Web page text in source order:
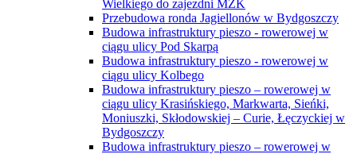
Wielkiego do zajezdni MZK
Przebudowa ronda Jagiellonów w Bydgoszczy
Budowa infrastruktury pieszo - rowerowej w
ciągu ulicy Pod Skarpą
Budowa infrastruktury pieszo - rowerowej w
ciągu ulicy Kolbego
Budowa infrastruktury pieszo – rowerowej w
ciągu ulicy Krasińskiego, Markwarta, Sieńki,
Moniuszki, Skłodowskiej – Curie, Łęczyckiej w
Bydgoszczy
Budowa infrastruktury pieszo – rowerowej w